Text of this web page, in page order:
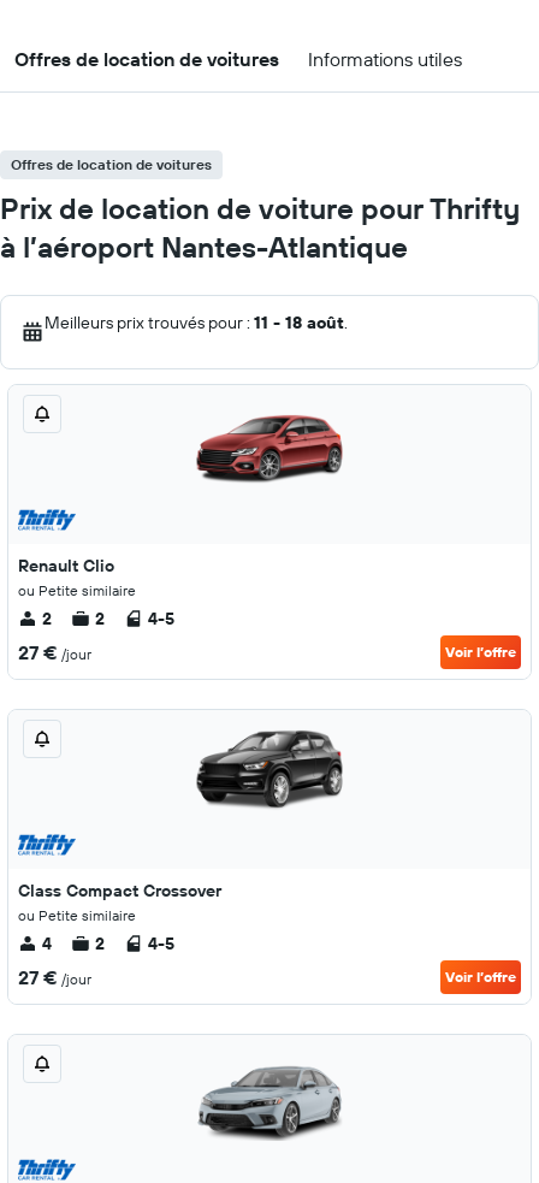
Offres de location de voitures Informations utiles
Offres de location de voitures
Prix de location de voiture pour Thrifty
à l’aéroport Nantes-Atlantique
Meilleurs prix trouvés pour : 11 - 18 août.
Renault Clio
ou Petite similaire
2 2 4-5
27 € /jour Voir l’offre
Class Compact Crossover
ou Petite similaire
4 2 4-5
27 € /jour Voir l’offre